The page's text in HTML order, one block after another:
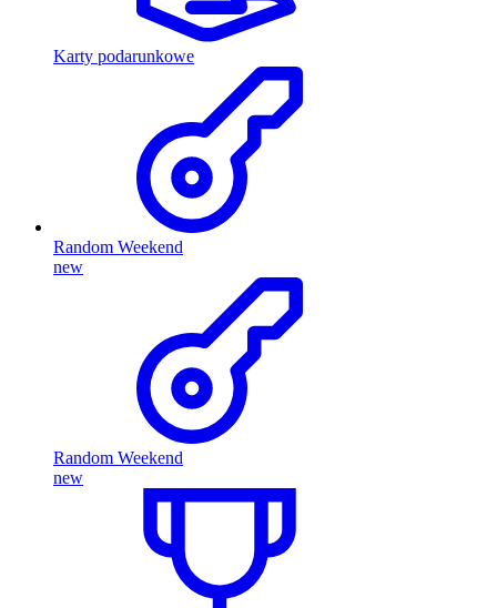
Karty podarunkowe
Random Weekend
new
Random Weekend
new